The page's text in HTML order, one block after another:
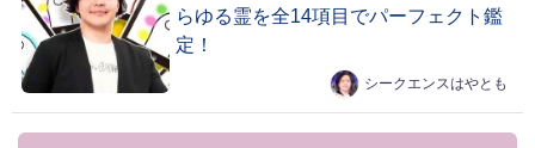
らゆる霊を全14項目でパーフェクト鑑
定！
シークエンスはやとも